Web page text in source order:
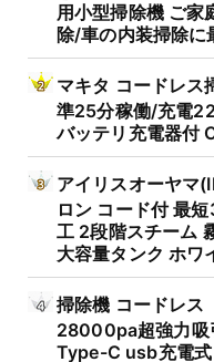
用小型掃除機 ご家
除/車の内装掃除
マキタ コードレス
準25分稼働/充電
バッテリ充電器付
アイリスオーヤマ
ロン コード付 最
工 2段階スチーム
大容量タンク ホワ
掃除機 コードレス
28000pa超強力吸
Type-C usb充電式